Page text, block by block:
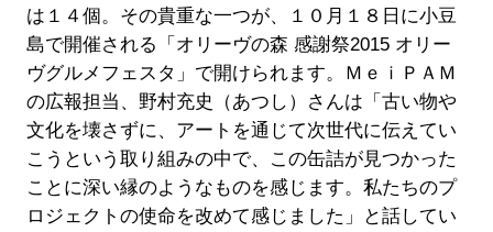
は１４個。その貴重な一つが、１０月１８日に小豆
島で開催される「オリーヴの森 感謝祭2015 オリー
ヴグルメフェスタ」で開けられます。ＭｅｉＰＡＭ
の広報担当、野村充史（あつし）さんは「古い物や
文化を壊さずに、アートを通じて次世代に伝えてい
こうという取り組みの中で、この缶詰が見つかった
ことに深い縁のようなものを感じます。私たちのプ
ロジェクトの使命を改めて感じました」と話してい